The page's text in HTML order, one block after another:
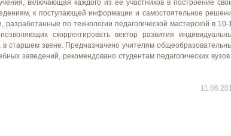
включающая каждого из ее участников в построение
к поступающей информации и самостоятельное
по технологии педагогической мастерской в 10-
скорректировать вектор развития
в старшем звене. Предназначено учителям
заведений, рекомендовано студентам педагогических вузов